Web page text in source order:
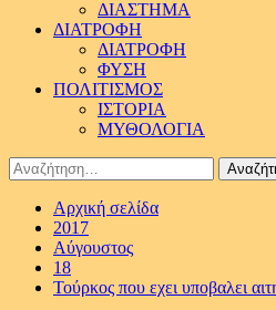
ΔΙΑΣΤΗΜΑ
ΔΙΑΤΡΟΦΗ
ΔΙΑΤΡΟΦΗ
ΦΥΣΗ
ΠΟΛΙΤΙΣΜΟΣ
ΙΣΤΟΡΙΑ
ΜΥΘΟΛΟΓΙΑ
Αναζήτηση
για:
Αρχική σελίδα
2017
Αύγουστος
18
Τούρκος που εχει υποβαλει